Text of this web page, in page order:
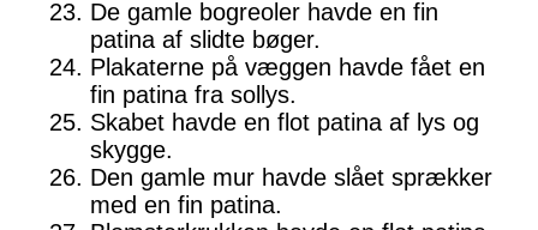
De gamle bogreoler havde en fin
patina af slidte bøger.
Plakaterne på væggen havde fået en
fin patina fra sollys.
Skabet havde en flot patina af lys og
skygge.
Den gamle mur havde slået sprækker
med en fin patina.